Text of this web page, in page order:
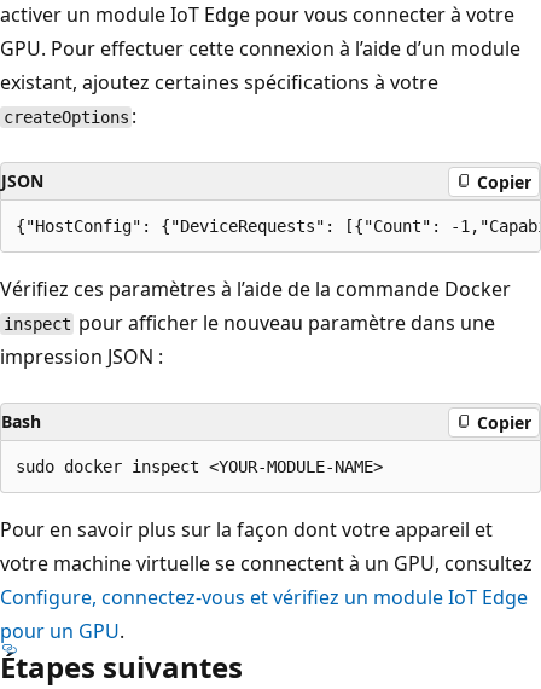
activer un module IoT Edge pour vous connecter à votre
GPU. Pour effectuer cette connexion à l’aide d’un module
existant, ajoutez certaines spécifications à votre
createOptions :
JSON Copier
Vérifiez ces paramètres à l’aide de la commande Docker
inspect pour afficher le nouveau paramètre dans une
impression JSON :
Bash Copier
Pour en savoir plus sur la façon dont votre appareil et
votre machine virtuelle se connectent à un GPU, consultez
Configure, connectez-vous et vérifiez un module IoT Edge
pour un GPU.
Étapes suivantes